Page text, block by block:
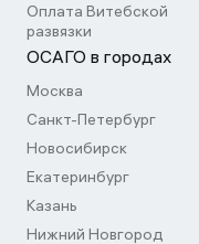
Оплата Витебской
развязки
ОСАГО в городах
Москва
Санкт-Петербург
Новосибирск
Екатеринбург
Казань
Нижний Новгород